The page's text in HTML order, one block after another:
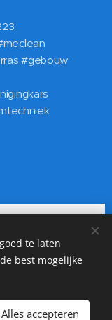
#gebouw
en
| All rights reserved
te laten
best mogelijke
Alles accepteren